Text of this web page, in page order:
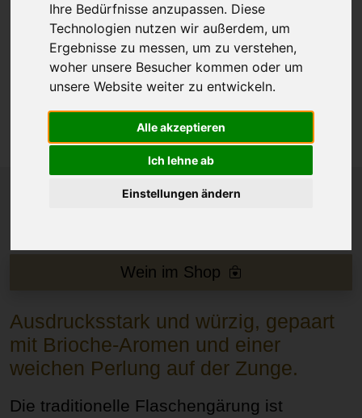
Ihre Bedürfnisse anzupassen. Diese
Technologien nutzen wir außerdem, um
Ergebnisse zu messen, um zu verstehen,
woher unsere Besucher kommen oder um
unsere Website weiter zu entwickeln.
Alle akzeptieren
Ich lehne ab
Einstellungen ändern
Ausdrucksstark und würzig, gepaart
mit Brioche-Aromen und einer
weichen Perlung auf der Zunge.
Die traditionelle Flaschengärung ist
Wein im Shop